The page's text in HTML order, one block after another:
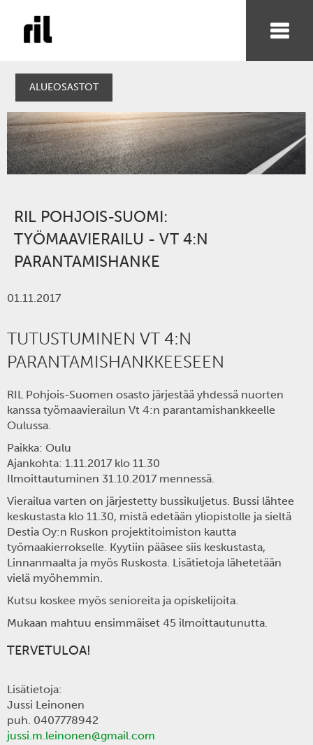
ALUEOSASTOT
RIL POHJOIS-SUOMI:
TYÖMAAVIERAILU - VT 4:N
PARANTAMISHANKE
01.11.2017
TUTUSTUMINEN VT 4:N
PARANTAMISHANKKEESEEN
RIL Pohjois-Suomen osasto järjestää yhdessä nuorten
kanssa työmaavierailun Vt 4:n parantamishankkeelle
Oulussa.
Paikka: Oulu
Ajankohta: 1.11.2017 klo 11.30
Ilmoittautuminen 31.10.2017 mennessä.
Vierailua varten on järjestetty bussikuljetus. Bussi lähtee
keskustasta klo 11.30, mistä edetään yliopistolle ja sieltä
Destia Oy:n Ruskon projektitoimiston kautta
työmaakierrokselle. Kyytiin pääsee siis keskustasta,
Linnanmaalta ja myös Ruskosta. Lisätietoja lähetetään
vielä myöhemmin.
Kutsu koskee myös senioreita ja opiskelijoita.
Mukaan mahtuu ensimmäiset 45 ilmoittautunutta.
TERVETULOA!
Lisätietoja:
Jussi Leinonen
puh. 0407778942
jussi.m.leinonen@gmail.com